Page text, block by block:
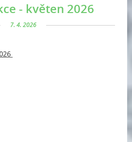
- květen 2026
7. 4. 2026